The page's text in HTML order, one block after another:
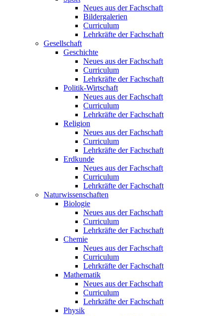
Neues aus der Fachschaft
Bildergalerien
Curriculum
Lehrkräfte der Fachschaft
Gesellschaft
Geschichte
Neues aus der Fachschaft
Curriculum
Lehrkräfte der Fachschaft
Politik-Wirtschaft
Neues aus der Fachschaft
Curriculum
Lehrkräfte der Fachschaft
Religion
Neues aus der Fachschaft
Curriculum
Lehrkräfte der Fachschaft
Erdkunde
Neues aus der Fachschaft
Curriculum
Lehrkräfte der Fachschaft
Naturwissenschaften
Biologie
Neues aus der Fachschaft
Curriculum
Lehrkräfte der Fachschaft
Chemie
Neues aus der Fachschaft
Curriculum
Lehrkräfte der Fachschaft
Mathematik
Neues aus der Fachschaft
Curriculum
Lehrkräfte der Fachschaft
Physik